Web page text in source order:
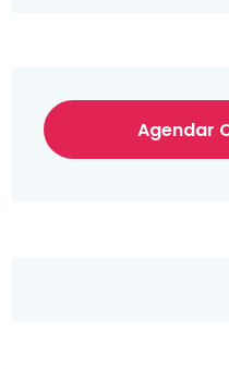
Agendar